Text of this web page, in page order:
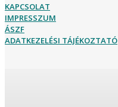
KAPCSOLAT
IMPRESSZUM
ÁSZF
ADATKEZELÉSI TÁJÉKOZTATÓ